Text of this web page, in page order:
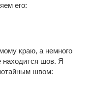
его:
краю, а немного
находится шов. Я
швом: